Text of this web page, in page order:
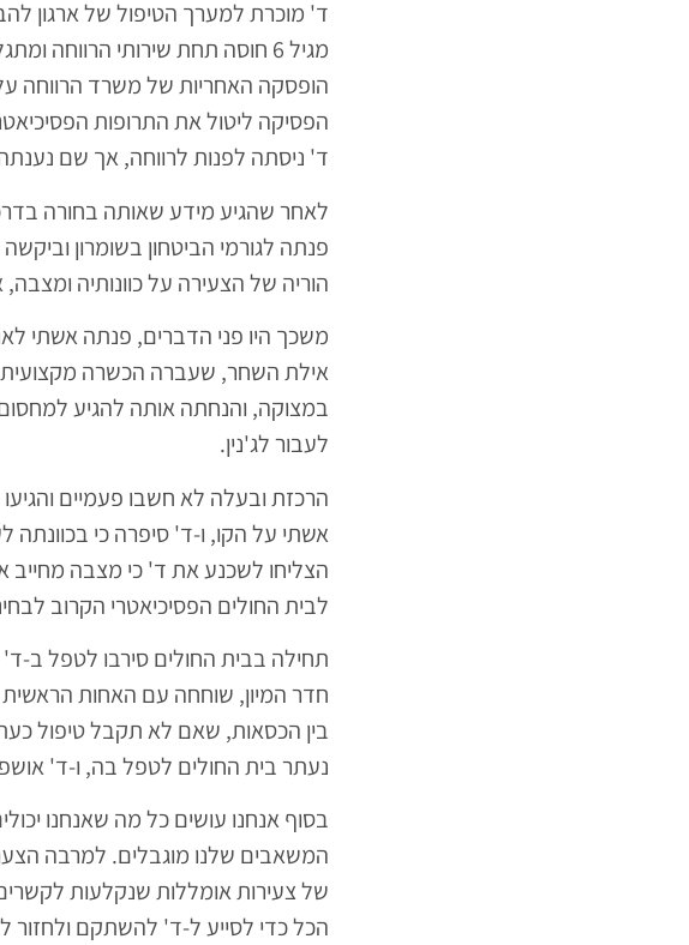
ד' מוכרת למערך הטיפול של ארגון
הופסקה האחריות של משרד הרווחה
הפסיקה ליטול את התרופות
ד' ניסתה לפנות לרווחה, אך שם
לאחר שהגיע מידע שאותה בחורה
פנתה לגורמי הביטחון בשומרון
הוריה של הצעירה על כוונותיה
משכך היו פני הדברים, פנתה אשתי
אילת השחר, שעברה הכשרה מקצועית
במצוקה, והנחתה אותה להגיע
לעבור לג'נין.
הרכזת ובעלה לא חשבו פעמיים
אשתי על הקו, ו-ד' סיפרה כי בכוונתה
הצליחו לשכנע את ד' כי מצבה מחייב
לבית החולים הפסיכיאטרי הקרוב
תחילה בבית החולים סירבו לטפל ב-
חדר המיון, שוחחה עם האחות
בין הכסאות, שאם לא תקבל טיפול
נעתר בית החולים לטפל בה, ו-ד'
בסוף אנחנו עושים כל מה שאנחנו
המשאבים שלנו מוגבלים. למרבה
של צעירות אומללות שנקלעות
הכל כדי לסייע ל-ד' להשתקם ולחזור